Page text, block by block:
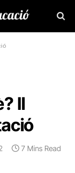
II
7 Mins Read